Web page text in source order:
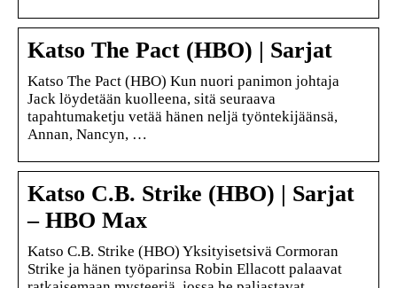
Katso The Pact (HBO) | Sarjat
Katso The Pact (HBO) Kun nuori panimon johtaja
Jack löydetään kuolleena, sitä seuraava
tapahtumaketju vetää hänen neljä työntekijäänsä,
Annan, Nancyn, …
Katso C.B. Strike (HBO) | Sarjat
– HBO Max
Katso C.B. Strike (HBO) Yksityisetsivä Cormoran
Strike ja hänen työparinsa Robin Ellacott palaavat